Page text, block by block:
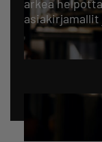
arkea